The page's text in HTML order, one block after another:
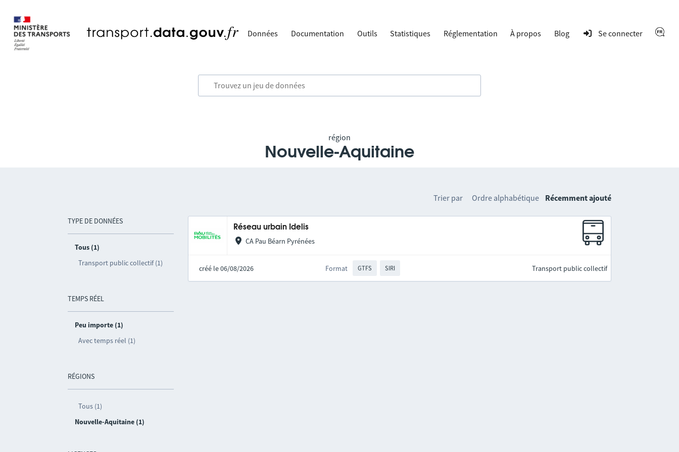
Données Documentation Outils Statistiques Réglementation À propos Blog Se connecter
région
Nouvelle-Aquitaine
TYPE DE DONNÉES
Tous (1)
Transport public collectif (1)
TEMPS RÉEL
Peu importe (1)
Avec temps réel (1)
RÉGIONS
Tous (1)
Nouvelle-Aquitaine (1)
Trier par Ordre alphabétique Récemment ajouté
Réseau urbain Idelis
CA Pau Béarn Pyrénées
créé le 06/08/2026 Format GTFS SIRI Transport public collectif